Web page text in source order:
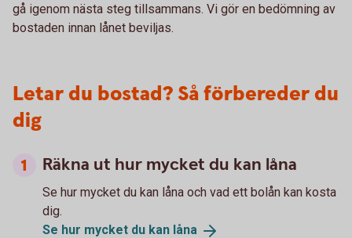
gå igenom nästa steg tillsammans. Vi gör en bedömning av
bostaden innan lånet beviljas.
Letar du bostad? Så förbereder du
dig
Räkna ut hur mycket du kan låna
Se hur mycket du kan låna och vad ett bolån kan kosta
dig.
Se hur mycket du kan låna